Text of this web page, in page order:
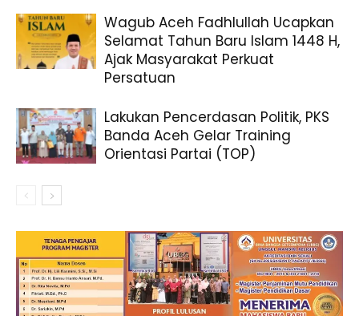
Wagub Aceh Fadhlullah Ucapkan
Selamat Tahun Baru Islam 1448 H,
Ajak Masyarakat Perkuat
Persatuan
Lakukan Pencerdasan Politik, PKS
Banda Aceh Gelar Training
Orientasi Partai (TOP)